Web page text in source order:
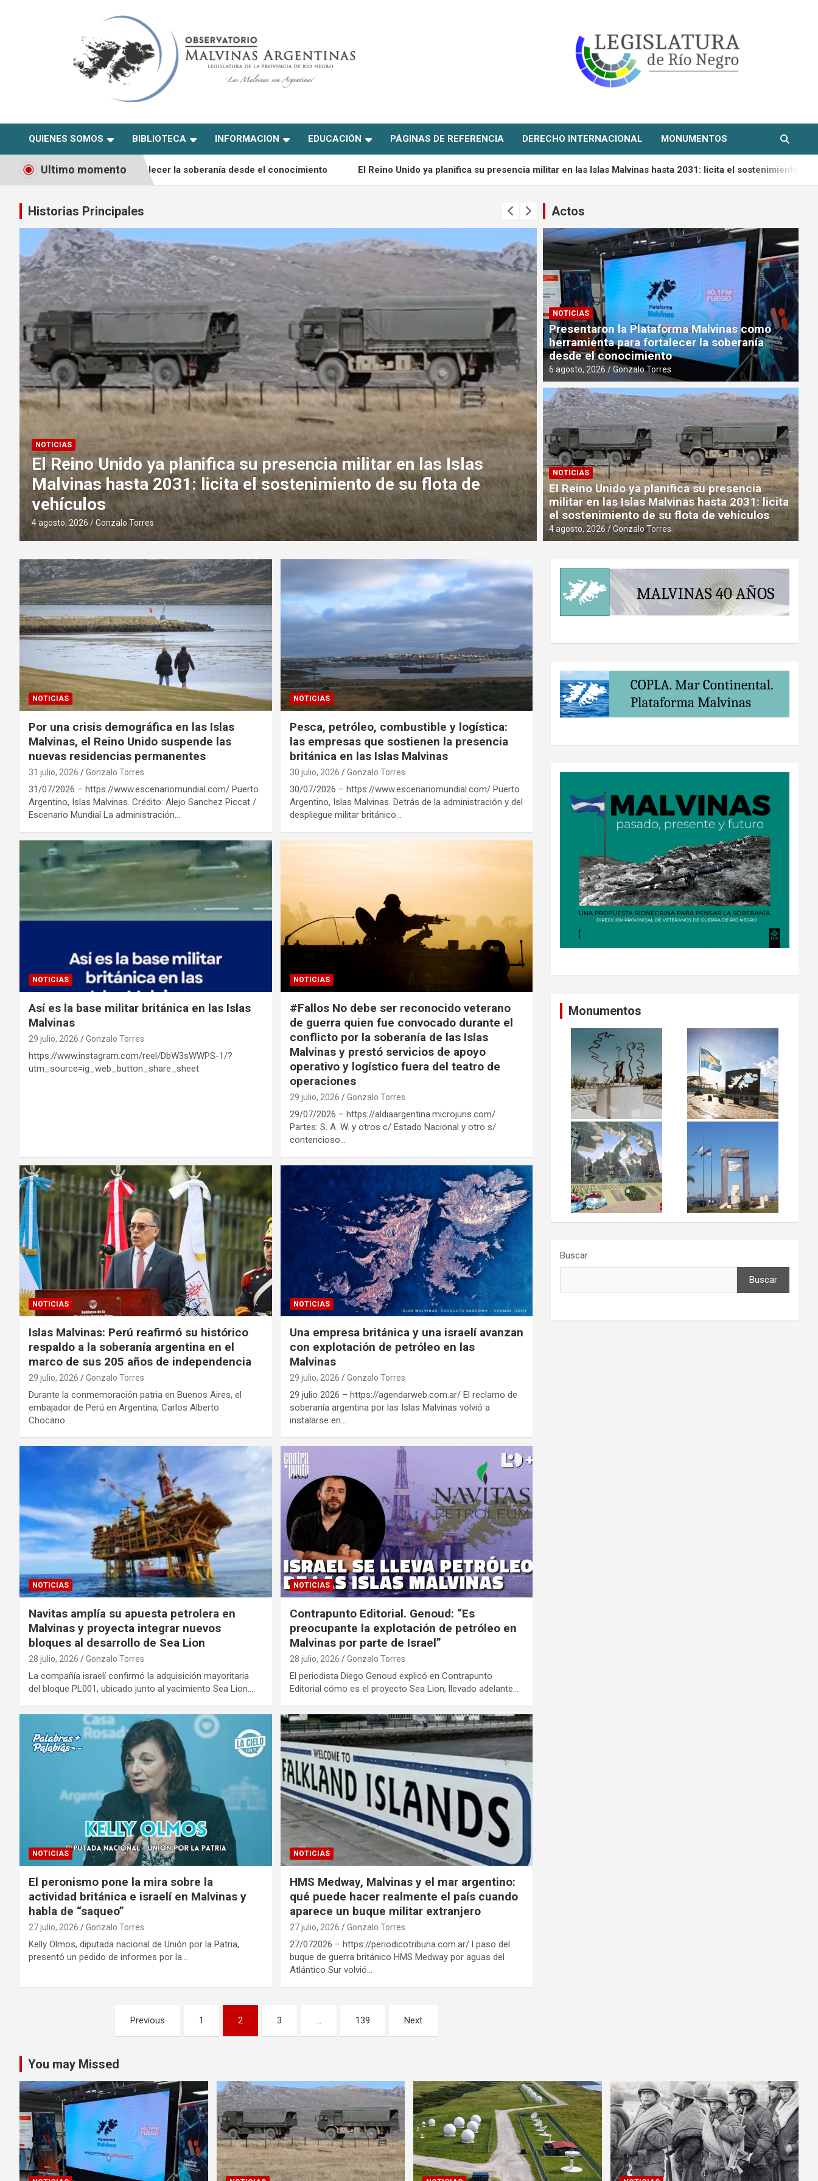
Observatorio Malvinas –
Río Negro
QUIENES SOMOS BIBLIOTECA INFORMACION EDUCACIÓN PÁGINAS DE REFERENCIA DERECHO INTERNACIONAL MONUMENTOS
Ultimo momento
para fortalecer la soberanía desde el conocimiento El Reino Unido ya planifica su presencia militar en las Islas Malvinas hasta 2031: licita el sostenimiento de su flota de vehículos
Historias Principales
NOTICIAS
El Reino Unido ya planifica su presencia militar en las Islas
Malvinas hasta 2031: licita el sostenimiento de su flota de
vehículos
4 agosto, 2026 Gonzalo Torres
NOTICIAS
La colonia británica de Malvinas
controlar el Atlántico Sur
4 agosto, 2026 Gonzalo Torres
Actos
NOTICIAS
Presentaron la Plataforma Malvinas como
herramienta para fortalecer la soberanía
desde el conocimiento
6 agosto, 2026 Gonzalo Torres
NOTICIAS
El Reino Unido ya planifica su presencia
militar en las Islas Malvinas hasta 2031: licita
el sostenimiento de su flota de vehículos
4 agosto, 2026 Gonzalo Torres
NOTICIAS
Por una crisis demográfica en las Islas
Malvinas, el Reino Unido suspende las
nuevas residencias permanentes
31 julio, 2026 Gonzalo Torres
31/07/2026 – https://www.escenariomundial.com/ Puerto
Argentino, Islas Malvinas. Crédito: Alejo Sanchez Piccat /
Escenario Mundial La administración…
NOTICIAS
Pesca, petróleo, combustible y logística:
las empresas que sostienen la presencia
británica en las Islas Malvinas
30 julio, 2026 Gonzalo Torres
30/07/2026 – https://www.escenariomundial.com/ Puerto
Argentino, Islas Malvinas. Detrás de la administración y del
despliegue militar británico…
NOTICIAS
Así es la base militar británica en las Islas
Malvinas
29 julio, 2026 Gonzalo Torres
https://www.instagram.com/reel/DbW3sWWPS-1/?
utm_source=ig_web_button_share_sheet
NOTICIAS
#Fallos No debe ser reconocido veterano
de guerra quien fue convocado durante el
conflicto por la soberanía de las Islas
Malvinas y prestó servicios de apoyo
operativo y logístico fuera del teatro de
operaciones
29 julio, 2026 Gonzalo Torres
29/07/2026 – https://aldiaargentina.microjuris.com/
Partes: S. A. W. y otros c/ Estado Nacional y otro s/
contencioso…
NOTICIAS
Islas Malvinas: Perú reafirmó su histórico
respaldo a la soberanía argentina en el
marco de sus 205 años de independencia
29 julio, 2026 Gonzalo Torres
Durante la conmemoración patria en Buenos Aires, el
embajador de Perú en Argentina, Carlos Alberto
Chocano…
NOTICIAS
Una empresa británica y una israelí avanzan
con explotación de petróleo en las
Malvinas
29 julio, 2026 Gonzalo Torres
29 julio 2026 – https://agendarweb.com.ar/ El reclamo de
soberanía argentina por las Islas Malvinas volvió a
instalarse en…
NOTICIAS
Navitas amplía su apuesta petrolera en
Malvinas y proyecta integrar nuevos
bloques al desarrollo de Sea Lion
28 julio, 2026 Gonzalo Torres
La compañía israelí confirmó la adquisición mayoritaria
del bloque PL001, ubicado junto al yacimiento Sea Lion.…
NOTICIAS
Contrapunto Editorial. Genoud: “Es
preocupante la explotación de petróleo en
Malvinas por parte de Israel”
28 julio, 2026 Gonzalo Torres
El periodista Diego Genoud explicó en Contrapunto
Editorial cómo es el proyecto Sea Lion, llevado adelante…
NOTICIAS
El peronismo pone la mira sobre la
actividad británica e israelí en Malvinas y
habla de “saqueo”
27 julio, 2026 Gonzalo Torres
Kelly Olmos, diputada nacional de Unión por la Patria,
presentó un pedido de informes por la…
NOTICIAS
HMS Medway, Malvinas y el mar argentino:
qué puede hacer realmente el país cuando
aparece un buque militar extranjero
27 julio, 2026 Gonzalo Torres
27/072026 – https://periodicotribuna.com.ar/ l paso del
buque de guerra británico HMS Medway por aguas del
Atlántico Sur volvió…
entradas
Previous 1 2 3 … 139 Next
Monumentos
Buscar
Buscar
You may Missed